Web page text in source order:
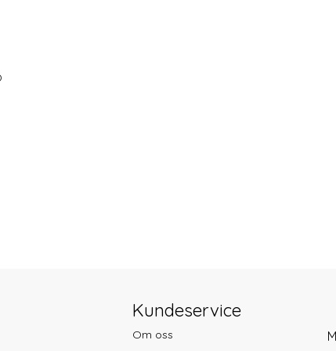
Kundeservice
Om oss